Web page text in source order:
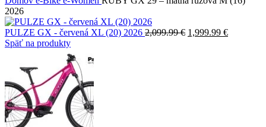
2026
PULZE GX - červená XL (20) 2026 2,099.99€ Pôvodná
1,999.99 €Aktuálna
Späť na produkty